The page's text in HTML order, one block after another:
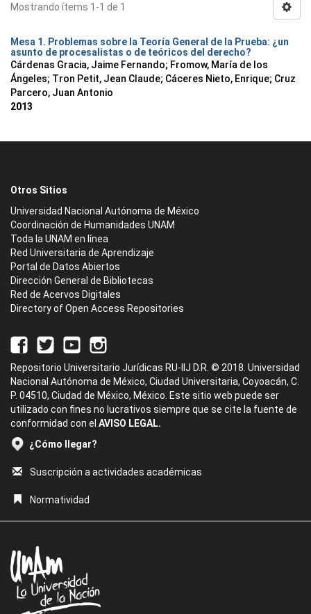
Mostrando ítems 1-1 de 1
Mesa 1. Problemas sobre la Teoría General de la Prueba: ¿un
asunto de procesalistas o de teóricos del derecho?
Cárdenas Gracia, Jaime Fernando; Fromow, María de los
Ángeles; Tron Petit, Jean Claude; Cáceres Nieto, Enrique; Cruz
Parcero, Juan Antonio
2013
Otros Sitios
Universidad Nacional Autónoma de México
Coordinación de Humanidades UNAM
Toda la UNAM en línea
Red Universitaria de Aprendizaje
Portal de Datos Abiertos
Dirección General de Bibliotecas
Red de Acervos Digitales
Directory of Open Access Repositories
Repositorio Universitario Jurídicas RU-IIJ D.R. © 2018. Universidad
Nacional Autónoma de México, Ciudad Universitaria, Coyoacán, C.
P. 04510, Ciudad de México, México. Este sitio web puede ser
utilizado con fines no lucrativos siempre que se cite la fuente de
conformidad con el AVISO LEGAL.
¿Cómo llegar?
Suscripción a actividades académicas
Normatividad